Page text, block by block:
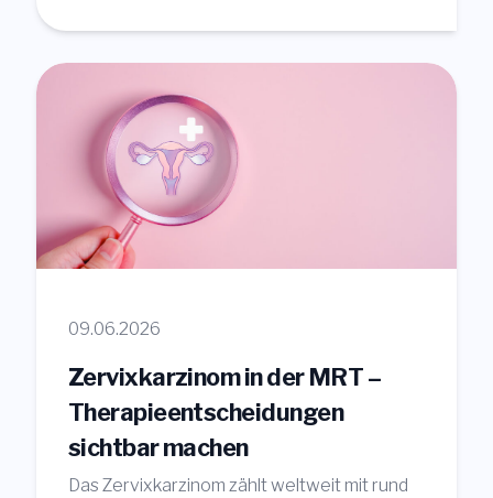
09.06.2026
Zervixkarzinom in der MRT –
Therapieentscheidungen
sichtbar machen
Das Zervixkarzinom zählt weltweit mit rund